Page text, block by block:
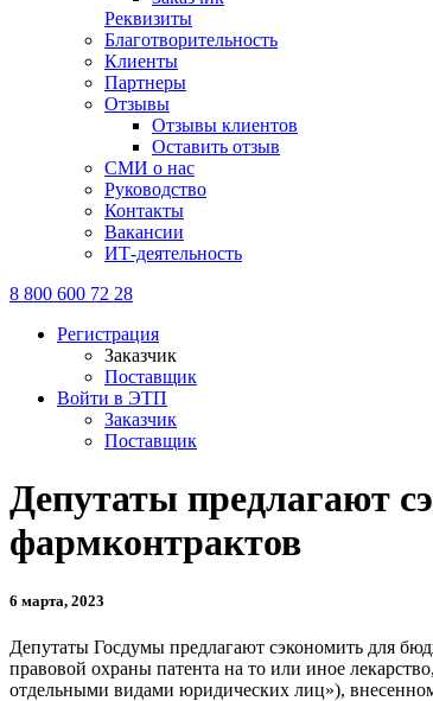
Реквизиты
Благотворительность
Клиенты
Партнеры
Отзывы
Отзывы клиентов
Оставить отзыв
СМИ о нас
Руководство
Контакты
Вакансии
ИТ-деятельность
8 800 600 72 28
Регистрация
Заказчик
Поставщик
Войти в ЭТП
Заказчик
Поставщик
Депутаты предлагают
фармконтрактов
6 марта, 2023
Депутаты Госдумы предлагают сэкономить для
правовой охраны патента на то или иное
отдельными видами юридических лиц»),